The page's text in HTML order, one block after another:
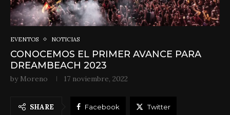
EVENTOS NOTICIAS
CONOCEMOS EL PRIMER AVANCE PARA
DREAMBEACH 2023
by Moreno 17 noviembre, 2022
SHARE Facebook Twitter